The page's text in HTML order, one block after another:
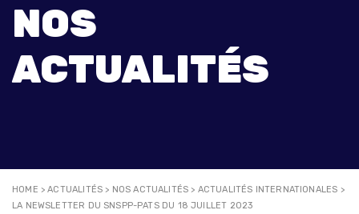
NOS
ACTUALITÉS
HOME >ACTUALITÉS > NOS ACTUALITÉS > ACTUALITÉS INTERNATIONALES >
LA NEWSLETTER DU SNSPP-PATS DU 18 JUILLET 2023